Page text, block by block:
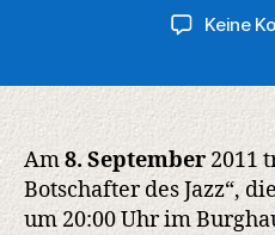
Keine
Am8. September2011
Botschafter des Jazz“,
um 20:00 Uhr im